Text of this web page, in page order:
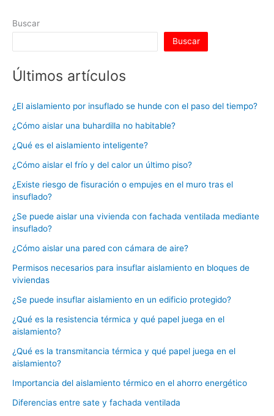
p
k
Buscar
Buscar
Últimos artículos
¿El aislamiento por insuflado se hunde con el paso del tiempo?
¿Cómo aislar una buhardilla no habitable?
¿Qué es el aislamiento inteligente?
¿Cómo aislar el frío y del calor un último piso?
¿Existe riesgo de fisuración o empujes en el muro tras el
insuflado?
¿Se puede aislar una vivienda con fachada ventilada mediante
insuflado?
¿Cómo aislar una pared con cámara de aire?
Permisos necesarios para insuflar aislamiento en bloques de
viviendas
¿Se puede insuflar aislamiento en un edificio protegido?
¿Qué es la resistencia térmica y qué papel juega en el
aislamiento?
¿Qué es la transmitancia térmica y qué papel juega en el
aislamiento?
Importancia del aislamiento térmico en el ahorro energético
Diferencias entre sate y fachada ventilada